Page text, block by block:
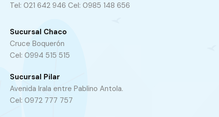
Tel: 021 642 946 Cel: 0985 148 656
Sucursal Chaco
Cruce Boquerón
Cel: 0994 515 515
Sucursal Pilar
Avenida Irala entre Pablino Antola.
Cel: 0972 777 757